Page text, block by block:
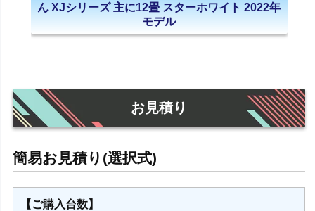
ん XJシリーズ 主に12畳 スターホワイト 2022年
モデル
お見積り
【ご購入台数】